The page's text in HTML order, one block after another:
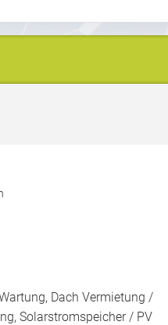
Dach Vermietung /
Solarstromspeicher / PV